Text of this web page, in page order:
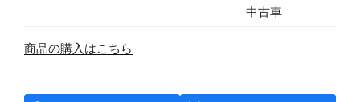
中古車
商品の購入はこちら